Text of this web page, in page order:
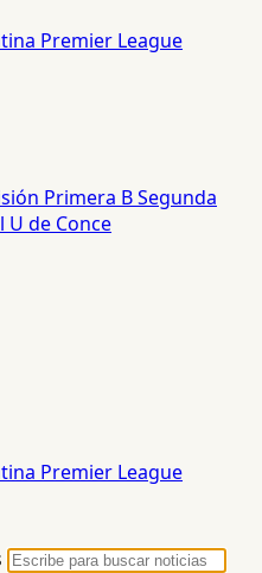
Premier League
Primera BSegunda
U de Conce
Premier League